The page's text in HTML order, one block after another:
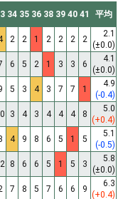
34 35 36 38 39 40 41 平均
2 2 1 2 2 2 2
2.1
(±0.0)
6 5 2 1 3 3 6
4.1
(±0.0)
5 3 4 3 7 7 1
4.9
(-0.4)
3 4 3 4 4 4 8
5.0
(+0.4)
4 9 8 6 5 1 5
5.1
(-0.5)
8 6 6 5 1 5 3
5.8
(±0.0)
7 8 5 7 6 6 9
6.3
(+0.4)